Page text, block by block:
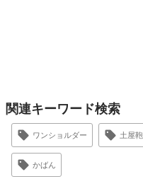
関連キーワード検索
ワンショルダー 土屋鞄
かばん